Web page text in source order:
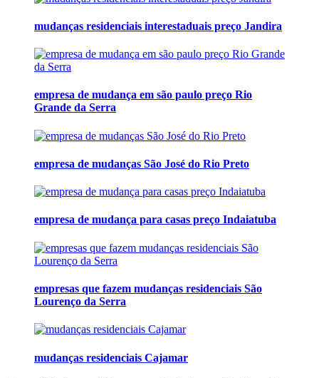
mudanças residenciais interestaduais preço Jandira
empresa de mudança em são paulo preço Rio
Grande da Serra
empresa de mudanças São José do Rio Preto
empresa de mudança para casas preço Indaiatuba
empresas que fazem mudanças residenciais São
Lourenço da Serra
mudanças residenciais Cajamar